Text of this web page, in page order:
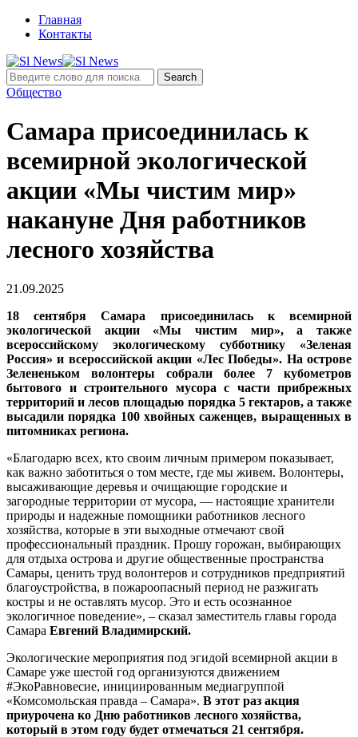
Главная
Контакты
Общество
Самара присоединилась к
всемирной экологической
акции «Мы чистим мир»
накануне Дня работников
лесного хозяйства
21.09.2025
18 сентября Самара присоединилась к всемирной
экологической акции «Мы чистим мир», а также
всероссийскому экологическому субботнику «Зеленая
Россия» и всероссийской акции «Лес Победы». На острове
Зелененьком волонтеры собрали более 7 кубометров
бытового и строительного мусора с части прибрежных
территорий и лесов площадью порядка 5 гектаров, а также
высадили порядка 100 хвойных саженцев, выращенных в
питомниках региона.
«Благодарю всех, кто своим личным примером показывает,
как важно заботиться о том месте, где мы живем. Волонтеры,
высаживающие деревья и очищающие городские и
загородные территории от мусора, — настоящие хранители
природы и надежные помощники работников лесного
хозяйства, которые в эти выходные отмечают свой
профессиональный праздник. Прошу горожан, выбирающих
для отдыха острова и другие общественные пространства
Самары, ценить труд волонтеров и сотрудников предприятий
благоустройства, в пожароопасный период не разжигать
костры и не оставлять мусор. Это и есть осознанное
экологичное поведение», – сказал заместитель главы города
Самара Евгений Владимирский.
Экологические мероприятия под эгидой всемирной акции в
Самаре уже шестой год организуются движением
#ЭкоРавновесие, инициированным медиагруппой
«Комсомольская правда – Самара». В этот раз акция
приурочена ко Дню работников лесного хозяйства,
который в этом году будет отмечаться 21 сентября.